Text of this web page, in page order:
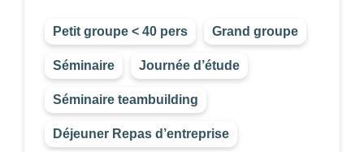
Petit groupe < 40 pers Grand groupe
Séminaire Journée d’étude
Séminaire teambuilding
Déjeuner Repas d’entreprise
Les
filtres.
BUDGET PAR